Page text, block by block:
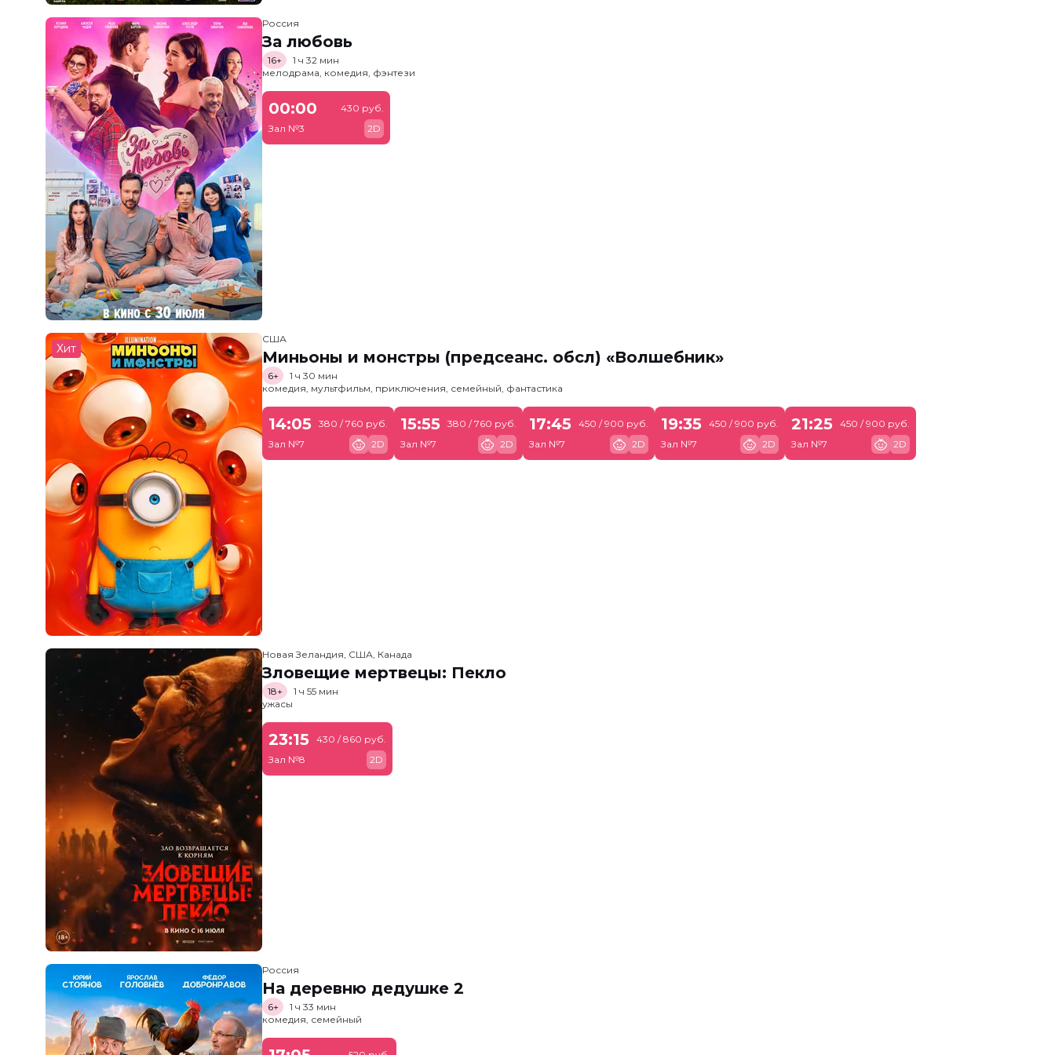
Россия
За любовь
16+
1 ч 32 мин
мелодрама, комедия, фэнтези
00:00
Зал №3
430 руб.
2D
Хит
США
Миньоны и монстры (предсеанс. обсл) «Волшебник»
6+
1 ч 30 мин
комедия, мультфильм, приключения, семейный, фантастика
14:05
Зал №7
380 / 760 руб.
2D
15:55
Зал №7
380 / 760 руб.
2D
17:45
Зал №7
450 / 900 руб.
2D
19:35
Зал №7
450 / 900 руб.
2D
21:25
Зал №7
450 / 900 руб.
2D
Новая Зеландия, США, Канада
Зловещие мертвецы: Пекло
18+
1 ч 55 мин
ужасы
23:15
Зал №8
430 / 860 руб.
2D
Россия
На деревню дедушке 2
6+
1 ч 33 мин
комедия, семейный